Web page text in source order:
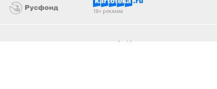
18+ реклама
Android